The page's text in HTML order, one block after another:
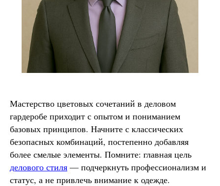
Мастерство цветовых сочетаний в деловом
гардеробе приходит с опытом и пониманием
базовых принципов. Начните с классических
безопасных комбинаций, постепенно добавляя
более смелые элементы. Помните: главная цель
делового стиля — подчеркнуть профессионализм и
статус, а не привлечь внимание к одежде.
Как детали костюма подчеркнут
вашу индивидуальность?
Ответим на все вопросы в удобном
для вас мессенджере
Telegram